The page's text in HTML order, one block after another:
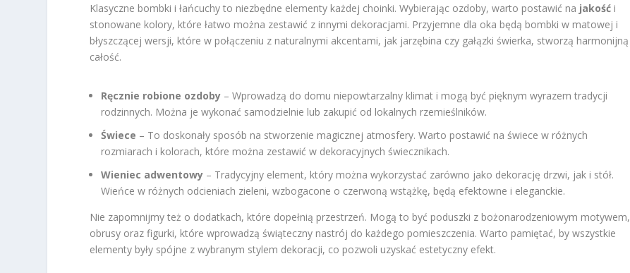
Klasyczne bombki i łańcuchy to niezbędne elementy każdej choinki. Wybierając ozdoby, warto postawić na jakość i
stonowane kolory, które łatwo można zestawić z innymi dekoracjami. Przyjemne dla oka będą bombki w matowej i
błyszczącej wersji, które w połączeniu z naturalnymi akcentami, jak jarzębina czy gałązki świerka, stworzą harmonijną
całość.
Ręcznie robione ozdoby – Wprowadzą do domu niepowtarzalny klimat i mogą być pięknym wyrazem tradycji
rodzinnych. Można je wykonać samodzielnie lub zakupić od lokalnych rzemieślników.
Świece – To doskonały sposób na stworzenie magicznej atmosfery. Warto postawić na świece w różnych
rozmiarach i kolorach, które można zestawić w dekoracyjnych świecznikach.
Wieniec adwentowy – Tradycyjny element, który można wykorzystać zarówno jako dekorację drzwi, jak i stół.
Wieńce w różnych odcieniach zieleni, wzbogacone o czerwoną wstążkę, będą efektowne i eleganckie.
Nie zapomnijmy też o dodatkach, które dopełnią przestrzeń. Mogą to być poduszki z bożonarodzeniowym motywem,
obrusy oraz figurki, które wprowadzą świąteczny nastrój do każdego pomieszczenia. Warto pamiętać, by wszystkie
elementy były spójne z wybranym stylem dekoracji, co pozwoli uzyskać estetyczny efekt.